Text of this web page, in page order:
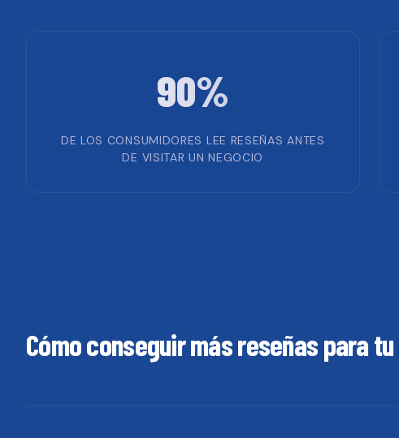
90%
DE LOS CONSUMIDORES LEE RESEÑAS ANTES
DE VISITAR UN NEGOCIO
Cómo conseguir más reseñas para tu